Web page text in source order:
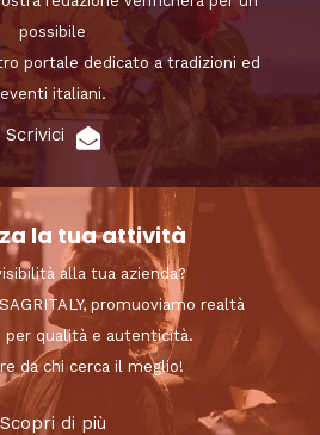
possibile
portale dedicato a tradizioni ed
eventi italiani.
Scrivici
la tua attività
alla tua azienda?
promuoviamo realtà
per qualità e autenticità.
da chi cerca il meglio!
Scopri di più